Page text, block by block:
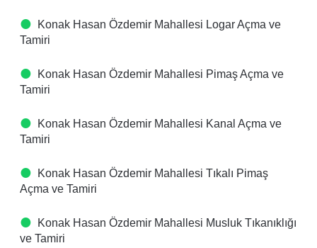
Konak Hasan Özdemir Mahallesi Logar Açma ve
Tamiri
Konak Hasan Özdemir Mahallesi Pimaş Açma ve
Tamiri
Konak Hasan Özdemir Mahallesi Kanal Açma ve
Tamiri
Konak Hasan Özdemir Mahallesi Tıkalı Pimaş
Açma ve Tamiri
Konak Hasan Özdemir Mahallesi Musluk Tıkanıklığı
ve Tamiri